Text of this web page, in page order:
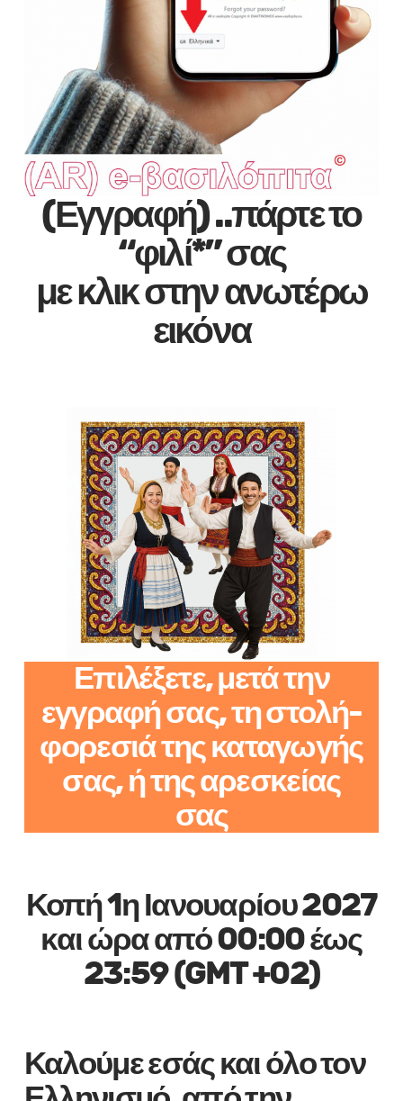
(Εγγραφή) ..πάρτε το
“φιλί*” σας
με κλικ στην ανωτέρω
εικόνα
Επιλέξετε, μετά την
εγγραφή σας, τη στολή-
φορεσιά της καταγωγής
σας, ή της αρεσκείας
σας
Κοπή 1η Ιανουαρίου 2027
και ώρα από 00:00 έως
23:59 (GMT +02)
Καλούμε εσάς και όλο τον